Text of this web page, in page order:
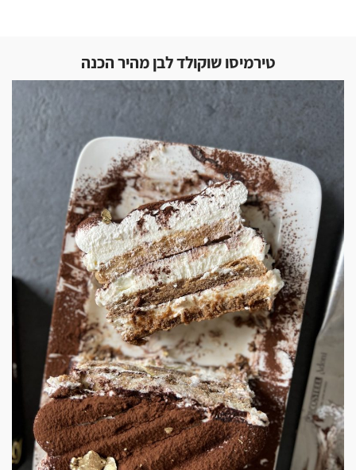
טירמיסו שוקולד לבן מהיר הכנה